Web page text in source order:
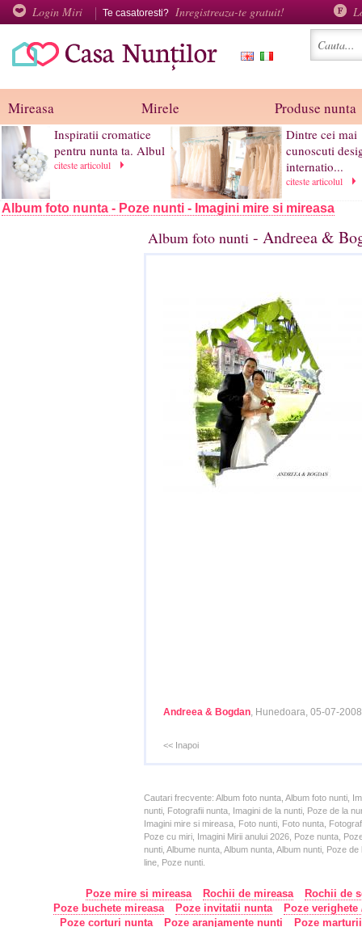
Login Miri Te casatoresti? Inregistreaza-te gratuit!
Mireasa Mirele Produse nunta
Inspiratii cromatice
pentru nunta ta. Albul
citeste articolul
Dintre cei mai
cunoscuti
internatio...
citeste articolul
Album foto nunta - Poze nunti - Imagini mire si mireasa
Album foto nunti - Andreea &
Andreea & Bogdan, Hunedoara, 05-07-2008
<< Inapoi
Cautari frecvente: Album foto nunta, Album foto nunti,
nunti, Fotografii nunta, Imagini de la nunti, Poze de la
Imagini mire si mireasa, Foto nunti, Foto nunta,
Poze cu miri, Imagini Mirii anului 2026, Poze nunta,
nunti, Albume nunta, Album nunta, Album nunti, Poze
line, Poze nunti.
Poze mire si mireasa Rochii de mireasa
Rochii de
Poze buchete mireasa
Poze invitatii nunta
Poze
Poze corturi nunta
Poze aranjamente nunti
Poze